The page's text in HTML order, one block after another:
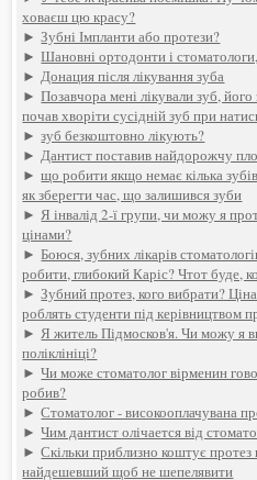
ховаєш цю красу?
►Зубні Імпланти або протези?
►Шановні ортодонти і
►Донация після лікування зуба
►Позавчора мені лікували зуб,
почав хворіти сусідній зуб при
►зуб безкоштовно лікують?
►Дантист поставив найдорожчу
►що робити якщо немає кілька
як зберегти час, що залишився зуби
►Я інвалід 2-ї групи, чи можу я
цінами?
►Боюся, зубних лікарів
робити, глибокий Каріс? Чтот буде,
►Зубний протез, кого вибрати?
роблять студенти під керівництвом
►Я житель Підмосков'я. Чи можу я
поліклініці?
►Чи може стоматолог вірменин
робив?
►Стоматолог - високооплачувана
►Чим дантист олічается від
►Скільки приблизно коштує
найдешевший щоб не шепелявити